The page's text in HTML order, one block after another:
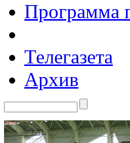
Программа
Телегазета
Архив